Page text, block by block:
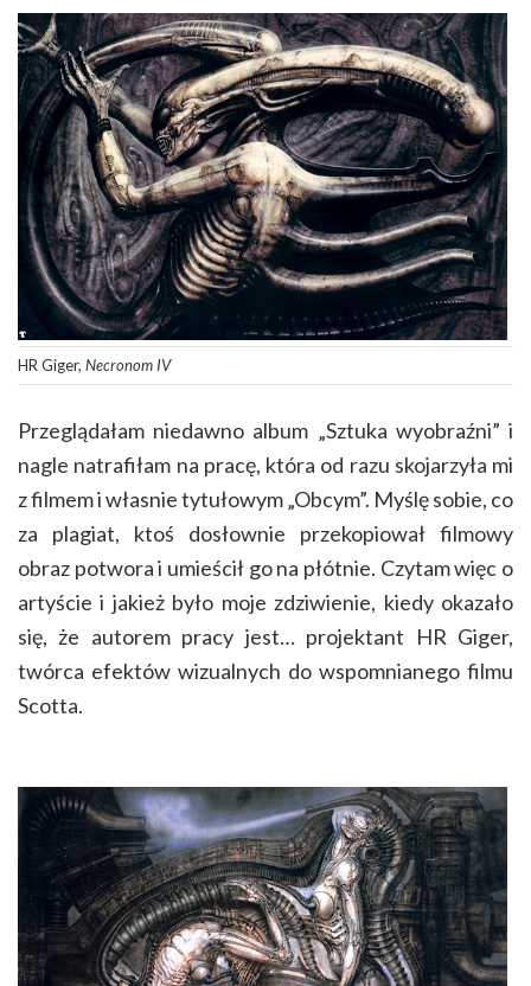
HR Giger, Necronom IV
Przeglądałam niedawno album „Sztuka wyobraźni” i
nagle natrafiłam na pracę, która od razu skojarzyła mi
z filmem i własnie tytułowym „Obcym”. Myślę sobie, co
za plagiat, ktoś dosłownie przekopiował filmowy
obraz potwora i umieścił go na płótnie. Czytam więc o
artyście i jakież było moje zdziwienie, kiedy okazało
się, że autorem pracy jest… projektant HR Giger,
twórca efektów wizualnych do wspomnianego filmu
Scotta.